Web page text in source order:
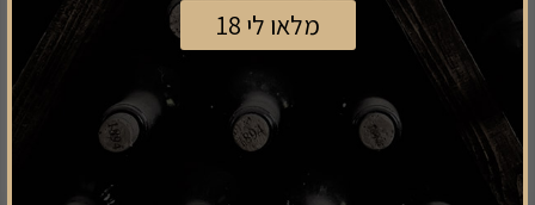
מלאו לי 18פותחן קליק קאט - פולטקס
קרבונה מונזה
89
₪
פלטר סובניון בלאן יין לבן יבש
81
₪
הוסף לסל